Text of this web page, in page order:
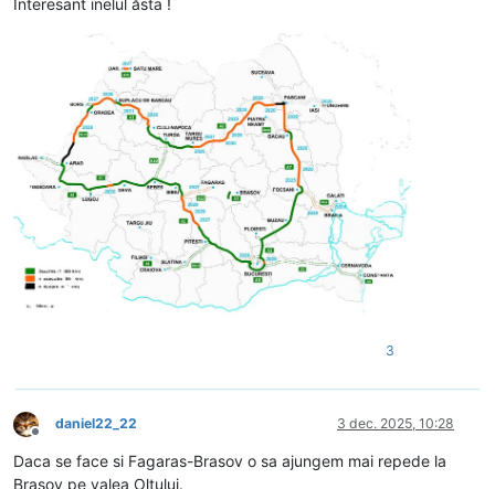
3
Deconectat
daniel22_22 3 dec. 2025, 10:28
Daca se face si Fagaras-Brasov o sa ajungem mai repede la
Brasov pe valea Oltului.